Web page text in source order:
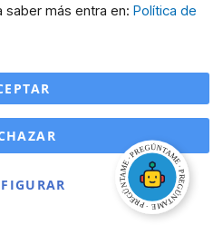
saber más entra en: Política de